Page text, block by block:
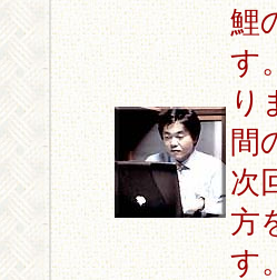
鯉
す
り
間
次
方
す